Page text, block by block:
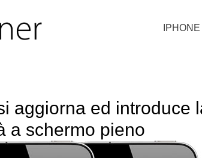
aggiorna ed introduce
a schermo pieno